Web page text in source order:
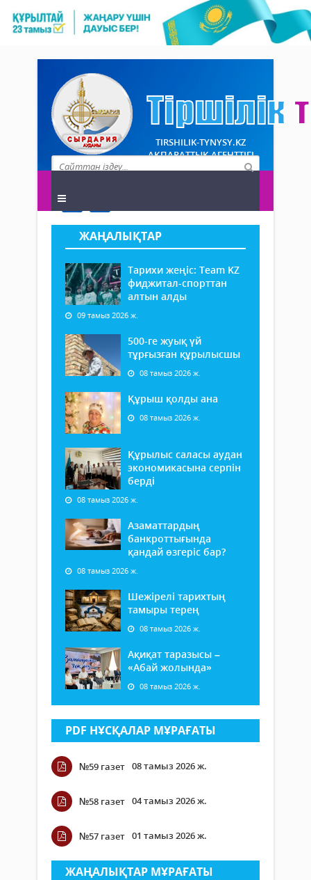
TIRSHILIK-TYNYSY.KZ
АҚПАРАТТЫҚ АГЕНТТІГІ
ЖАҢАЛЫҚТАР
Тарихи жеңіс: Team KZ
фиджитал-спорттан
алтын алды
09 тамыз 2026 ж.
500-ге жуық үй
тұрғызған құрылысшы
08 тамыз 2026 ж.
Құрыш қолды ана
08 тамыз 2026 ж.
Құрылыс саласы аудан
экономикасына серпін
берді
08 тамыз 2026 ж.
Азаматтардың
банкроттығында
қандай өзгеріс бар?
08 тамыз 2026 ж.
Шежірелі тарихтың
тамыры терең
08 тамыз 2026 ж.
Ақиқат таразысы –
«Абай жолында»
08 тамыз 2026 ж.
PDF НҰСҚАЛАР МҰРАҒАТЫ
№59 газет 08 тамыз 2026 ж.
№58 газет 04 тамыз 2026 ж.
№57 газет 01 тамыз 2026 ж.
ЖАҢАЛЫҚТАР МҰРАҒАТЫ